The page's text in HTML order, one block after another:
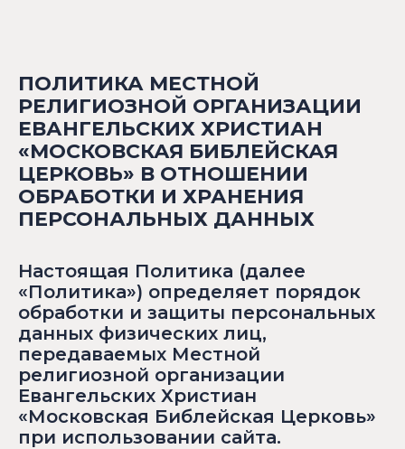
ПОЛИТИКА МЕСТНОЙ
РЕЛИГИОЗНОЙ ОРГАНИЗАЦИИ
ЕВАНГЕЛЬСКИХ ХРИСТИАН
«МОСКОВСКАЯ БИБЛЕЙСКАЯ
ЦЕРКОВЬ» В ОТНОШЕНИИ
ОБРАБОТКИ И ХРАНЕНИЯ
ПЕРСОНАЛЬНЫХ ДАННЫХ
Настоящая Политика (далее
«Политика») определяет порядок
обработки и защиты персональных
данных физических лиц,
передаваемых Местной
религиозной организации
Евангельских Христиан
«Московская Библейская Церковь»
при использовании сайта.